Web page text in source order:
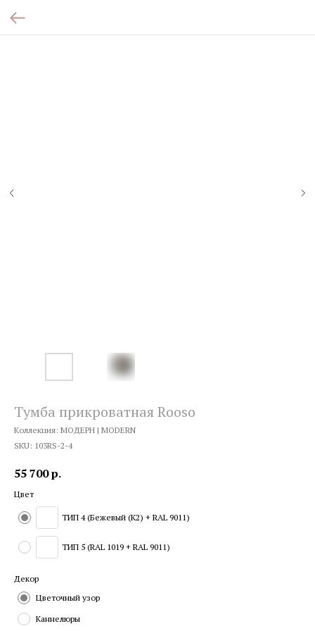
Тумба прикроватная Rooso
Коллекция: МОДЕРН | MODERN
SKU: 103RS-2-4
55 700р.
Цвет
ТИП 4 (Бежевый (К2) + RAL 9011)
ТИП 5 (RAL 1019 + RAL 9011)
Декор
Цветочный узор
Каннелюры